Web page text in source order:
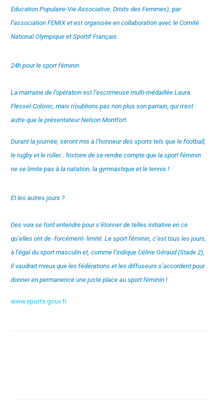
Education Populaire-Vie Associative, Droits des Femmes), par
l’association FEMIX et est organisée en collaboration avec le Comité
National Olympique et Sportif Français.
24h pour le sport féminin
La marraine de l’opération est l’escrimeuse multi-médaillée Laura
Flessel-Colovic, mais n’oublions pas non plus son parrain, qui n’est
autre que le présentateur Nelson Montfort.
Durant la journée, seront mis à l’honneur des sports tels que le football,
le rugby et le roller… histoire de se rendre compte que la sport féminin
ne se limite pas à la natation, la gymnastique et le tennis !
Et les autres jours ?
Des voix se font entendre pour s’étonner de telles initiative en ce
qu’elles ont de -forcément- limité. Le sport féminin, c’est tous les jours,
à l’égal du sport masculin et, comme l’indiqueCéline Géraud (Stade 2)
il vaudrait mieux que les fédérations et les diffuseurs s’accordent pour
donner en permanence une juste place au sport féminin !
www.sports.gouv.fr